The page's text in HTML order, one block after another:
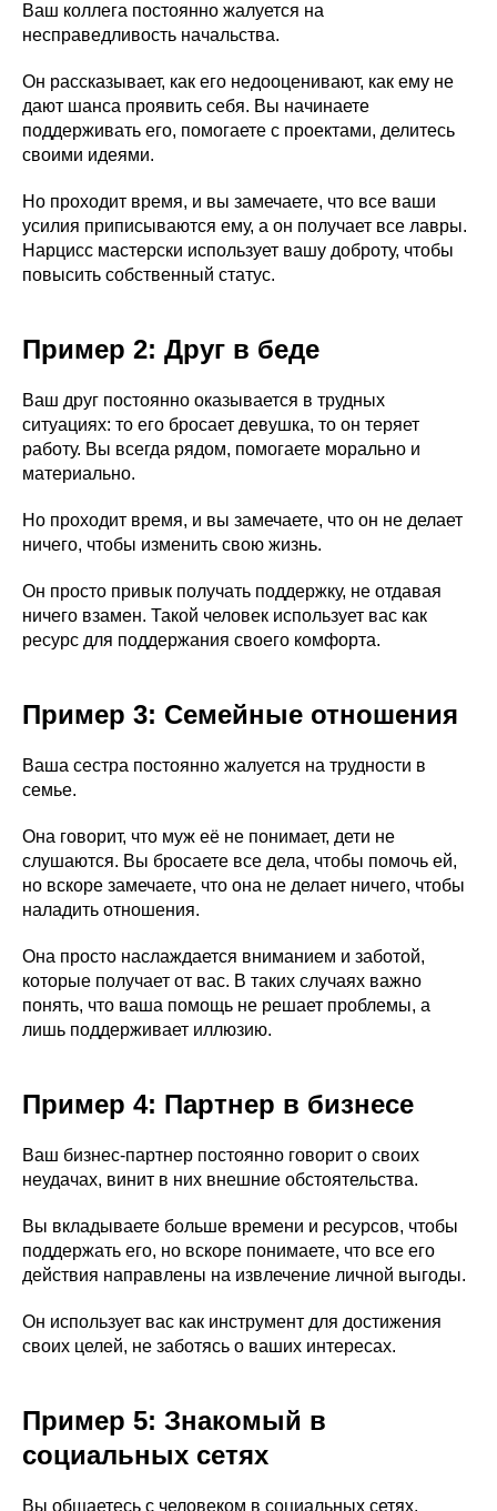
Ваш коллега постоянно жалуется на
несправедливость начальства.
Он рассказывает, как его недооценивают, как ему не
дают шанса проявить себя. Вы начинаете
поддерживать его, помогаете с проектами, делитесь
своими идеями.
Но проходит время, и вы замечаете, что все ваши
усилия приписываются ему, а он получает все лавры.
Нарцисс мастерски использует вашу доброту, чтобы
повысить собственный статус.
Пример 2: Друг в беде
Ваш друг постоянно оказывается в трудных
ситуациях: то его бросает девушка, то он теряет
работу. Вы всегда рядом, помогаете морально и
материально.
Но проходит время, и вы замечаете, что он не делает
ничего, чтобы изменить свою жизнь.
Он просто привык получать поддержку, не отдавая
ничего взамен. Такой человек использует вас как
ресурс для поддержания своего комфорта.
Пример 3: Семейные отношения
Ваша сестра постоянно жалуется на трудности в
семье.
Она говорит, что муж её не понимает, дети не
слушаются. Вы бросаете все дела, чтобы помочь ей,
но вскоре замечаете, что она не делает ничего, чтобы
наладить отношения.
Она просто наслаждается вниманием и заботой,
которые получает от вас. В таких случаях важно
понять, что ваша помощь не решает проблемы, а
лишь поддерживает иллюзию.
Пример 4: Партнер в бизнесе
Ваш бизнес-партнер постоянно говорит о своих
неудачах, винит в них внешние обстоятельства.
Вы вкладываете больше времени и ресурсов, чтобы
поддержать его, но вскоре понимаете, что все его
действия направлены на извлечение личной выгоды.
Он использует вас как инструмент для достижения
своих целей, не заботясь о ваших интересах.
Пример 5: Знакомый в
социальных сетях
Вы общаетесь с человеком в социальных сетях,